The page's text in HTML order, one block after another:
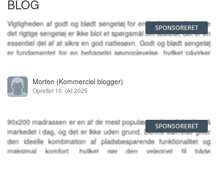
skal gå efter... Mine øjne er dog også faldet over et
Monitor 10A som jeg synes er mega fede... Har
også et sæt CV A316R i tankerne. Hvad kan
panelet anbefale og hvorfor? Musikken er meget
blandet, Rock, pop, hiphop og techno... Budgettet
BLOG
Vigtigheden af godt og blødt sengetøj for en bedre søvnAt vælge
det rigtige sengetøj er ikke blot et spørgsmål om æstetik; det er en
essentiel del af at sikre en god nattesøvn. Godt og blødt sengetøj
er fundamentet for en behagelig søvnoplevelse, hvilket påvirker
Morten (Kommerciel blogger)
Oprettet 10. okt 2025
90x200 madrassen er en af de mest populære valgmuligheder på
markedet i dag, og det er ikke uden grund. Denne størrelse giver
den ideelle kombination af pladsbesparende funktionalitet og
maksimal komfort, hvilket gør den velegnet til både